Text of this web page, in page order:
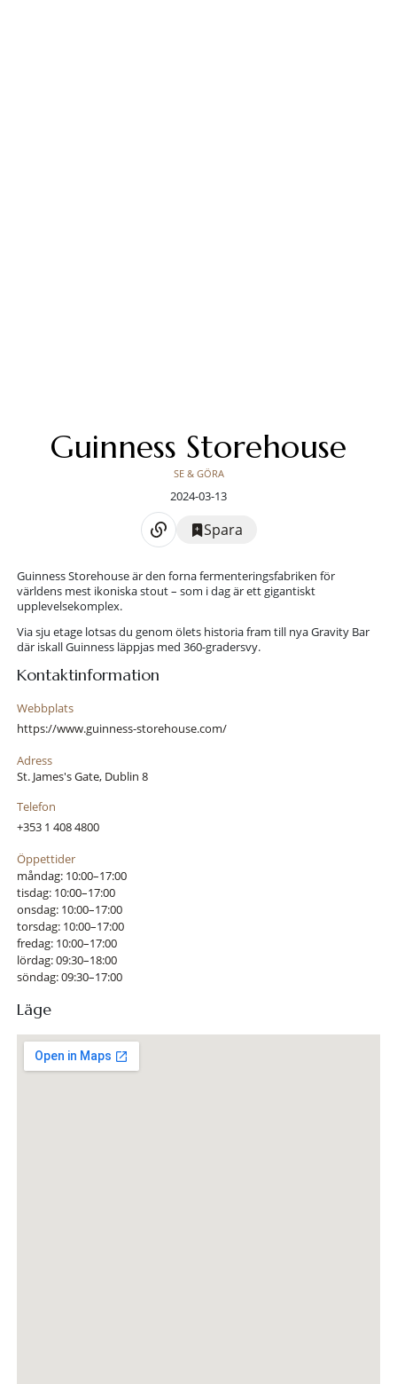
Guinness Storehouse
SE & GÖRA
2024-03-13
Spara
Guinness Storehouse är den forna fermenteringsfabriken för
världens mest ikoniska stout – som i dag är ett gigantiskt
upplevelsekomplex.
Via sju etage lotsas du genom ölets historia fram till nya Gravity Bar
där iskall Guinness läppjas med 360-gradersvy.
Kontaktinformation
Webbplats
https://www.guinness-storehouse.com/
Adress
St. James's Gate, Dublin 8
Telefon
+353 1 408 4800
Öppettider
måndag: 10:00–17:00
tisdag: 10:00–17:00
onsdag: 10:00–17:00
torsdag: 10:00–17:00
fredag: 10:00–17:00
lördag: 09:30–18:00
söndag: 09:30–17:00
Läge